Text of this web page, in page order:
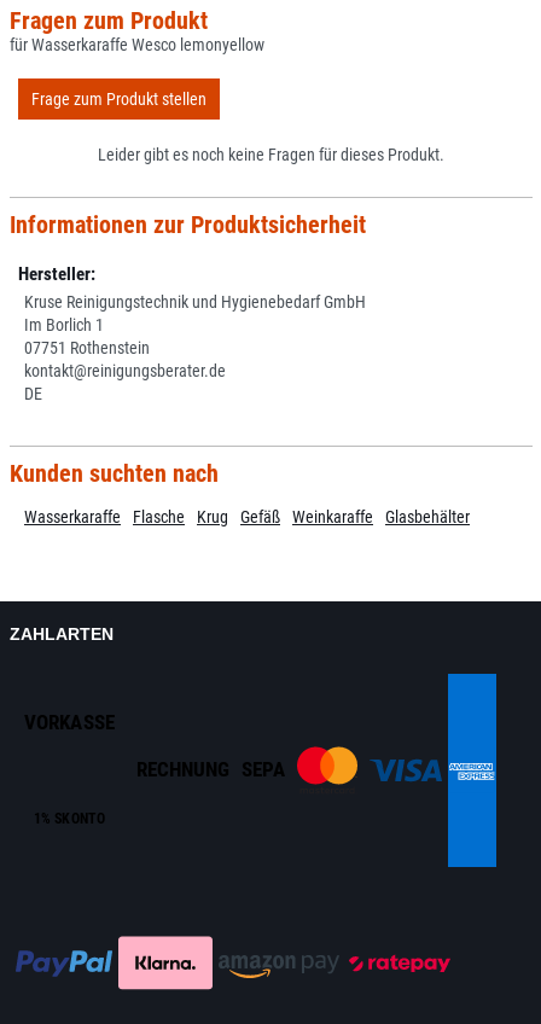
Fragen zum Produkt
für Wasserkaraffe Wesco lemonyellow
Frage zum Produkt stellen
Leider gibt es noch keine Fragen für dieses Produkt.
Informationen zur Produktsicherheit
Hersteller:
Kruse Reinigungstechnik und Hygienebedarf GmbH
Im Borlich 1
07751 Rothenstein
kontakt@reinigungsberater.de
DE
Kunden suchten nach
Wasserkaraffe Flasche Krug Gefäß Weinkaraffe Glasbehälter
ZAHLARTEN
VORKASSE
1% SKONTO
RECHNUNG SEPA